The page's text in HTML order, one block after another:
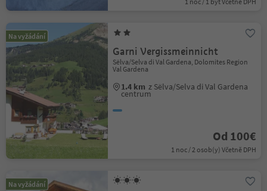
Na vyžádání
Garni Vergissmeinnicht
Sëlva/Selva di Val Gardena, Dolomites Region
Val Gardena
1.4 km z Sëlva/Selva di Val Gardena
centrum
Od 100€
1 noc / 2 osob(y) Včetně DPH
Na vyžádání